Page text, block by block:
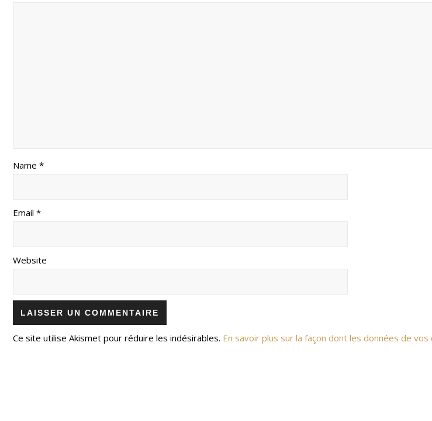
Name *
Email *
Website
Ce site utilise Akismet pour réduire les indésirables. En savoir plus sur la façon dont les données de